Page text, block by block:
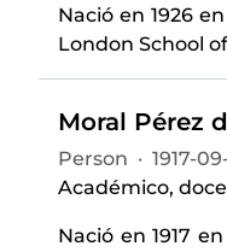
Nació en 1926
London School
Moral Pérez
Person · 1917-
Académico,
Nació en 1917